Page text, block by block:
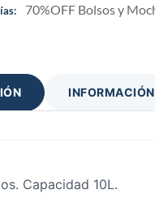
70%OFF Bolsos y
Capacidad 10L.